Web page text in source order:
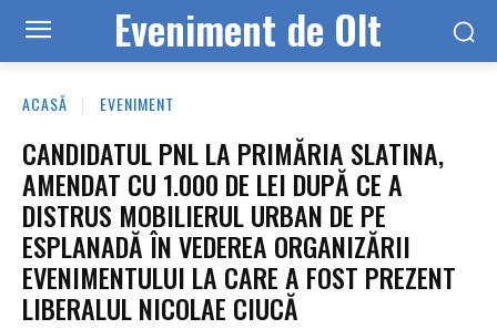
Eveniment de Olt
ACASĂ EVENIMENT
CANDIDATUL PNL LA PRIMĂRIA SLATINA,
AMENDAT CU 1.000 DE LEI DUPĂ CE A
DISTRUS MOBILIERUL URBAN DE PE
ESPLANADĂ ÎN VEDEREA ORGANIZĂRII
EVENIMENTULUI LA CARE A FOST PREZENT
LIBERALUL NICOLAE CIUCĂ